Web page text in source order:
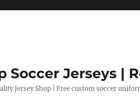
Soccer Jerseys |
Jersey Shop | Free custom soccer